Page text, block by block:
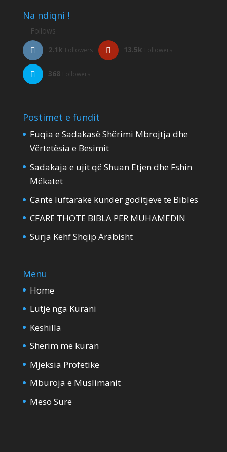
Na ndiqni !
Follows
2.1k Followers 13.5k Followers
368 Followers
Postimet e fundit
Fuqia e Sadakasë Shërimi Mbrojtja dhe
Vërtetësia e Besimit
Sadakaja e ujit që Shuan Etjen dhe Fshin
Mëkatet
Cante luftarake kunder goditjeve te Bibles
CFARË THOTË BIBLA PËR MUHAMEDIN
Surja Kehf Shqip Arabisht
Menu
Home
Lutje nga Kurani
Keshilla
Sherim me kuran
Mjeksia Profetike
Mburoja e Muslimanit
Meso Sure